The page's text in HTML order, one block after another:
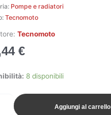
Pompe e radiatori
Tecnomoto
Tecnomoto
€
8 disponibili
Aggiungi al carrello